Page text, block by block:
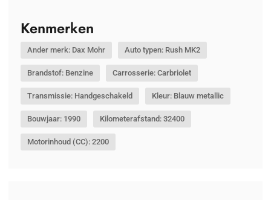
Kenmerken
Ander merk: Dax Mohr Auto typen: Rush MK2
Brandstof: Benzine Carrosserie: Carbriolet
Transmissie: Handgeschakeld Kleur: Blauw metallic
Bouwjaar: 1990 Kilometerafstand: 32400
Motorinhoud (CC): 2200